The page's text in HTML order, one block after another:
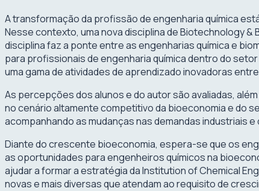
A transformação da profissão de engenharia química
Nesse contexto, uma nova disciplina de Biotechnology
disciplina faz a ponte entre as engenharias química e
para profissionais de engenharia química dentro do
uma gama de atividades de aprendizado inovadoras
As percepções dos alunos e do autor são avaliadas,
no cenário altamente competitivo da bioeconomia e do
acompanhando as mudanças nas demandas industriais
Diante do crescente bioeconomia, espera-se que os
as oportunidades para engenheiros químicos na
ajudar a formar a estratégia da Institution of Chemical
novas e mais diversas que atendam ao requisito de